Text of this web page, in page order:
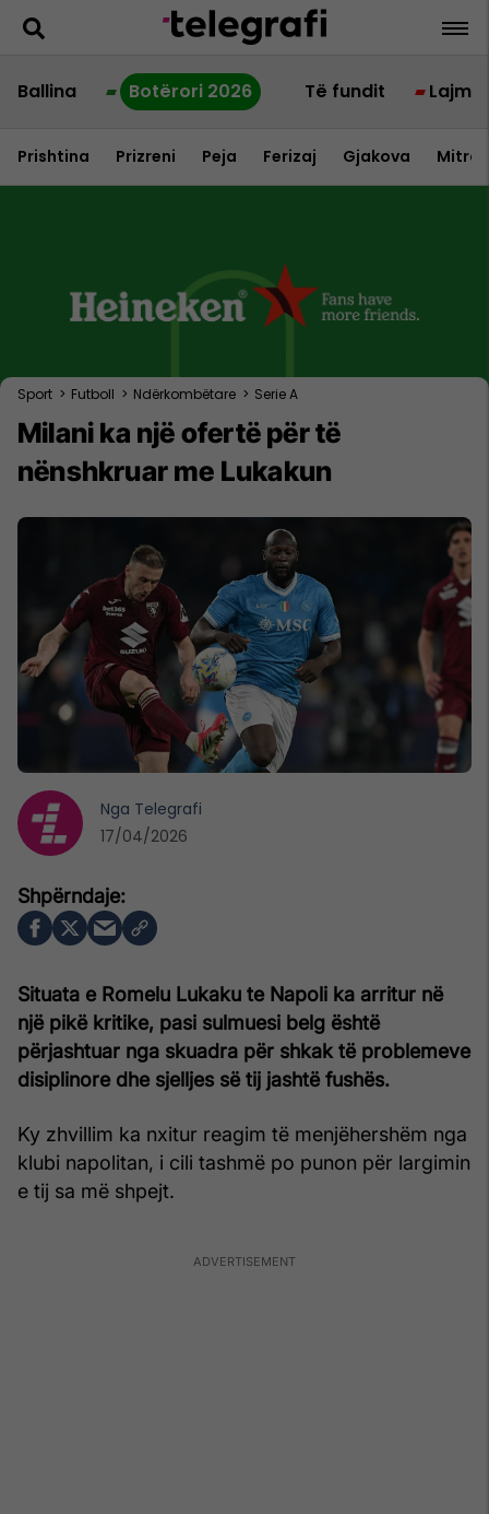
Ballina Botërori 2026 Të fundit Lajme
Prishtina Prizreni Peja Ferizaj Gjakova
Sport > Futboll > Ndërkombëtare > Serie A
Milani ka një ofertë për të
nënshkruar me Lukakun
Situata e Romelu Lukaku te Napoli ka arritur në
një pikë kritike, pasi sulmuesi belg është
përjashtuar nga skuadra për shkak të problemeve
disiplinore dhe sjelljes së tij jashtë fushës.
Ky zhvillim ka nxitur reagim të menjëhershëm nga
klubi napolitan, i cili tashmë po punon për largimin
e tij sa më shpejt.
Nga Telegrafi
17/04/2026